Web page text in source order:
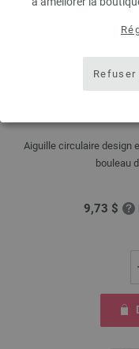
Refuser
Aiguille
Aiguille circulaire design
bouleau
9,73 $